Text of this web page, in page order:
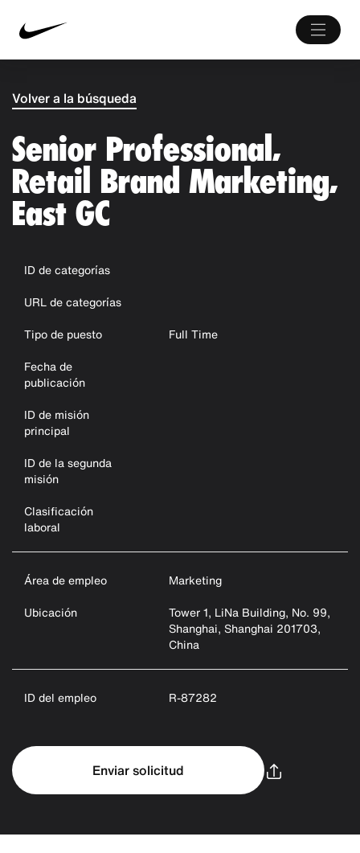
Volver a la búsqueda
Senior Professional,
Retail Brand Marketing,
East GC
ID de categorías
URL de categorías
Tipo de puesto
Full Time
Fecha de
publicación
ID de misión
principal
ID de la segunda
misión
Clasificación
laboral
Área de empleo
Marketing
Ubicación
Tower 1, LiNa Building, No. 99,
Shanghai, Shanghai 201703,
China
ID del empleo R-87282
Enviar solicitud